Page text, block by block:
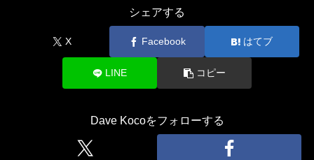
シェアする
X Facebook はてブ
LINE コピー
Dave Kocoをフォローする